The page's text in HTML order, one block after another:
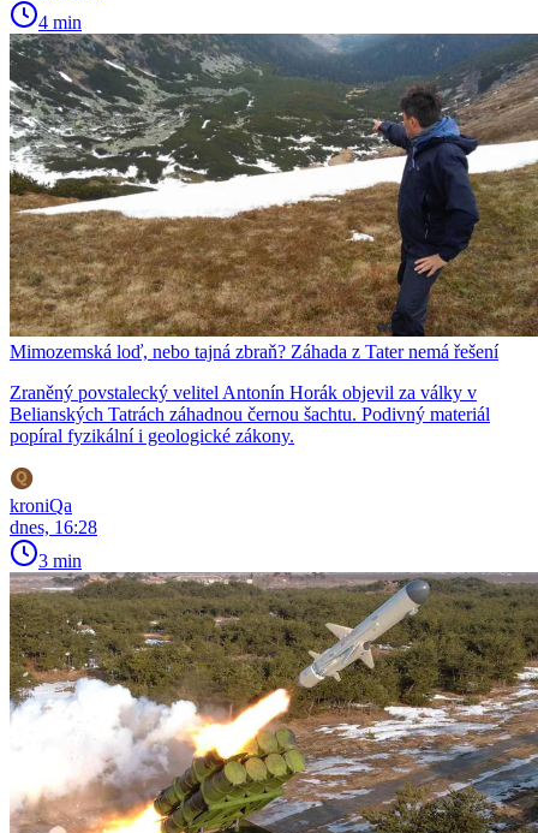
4 min
Mimozemská loď, nebo tajná zbraň? Záhada z Tater nemá řešení
Zraněný povstalecký velitel Antonín Horák objevil za války v
Belianských Tatrách záhadnou černou šachtu. Podivný materiál
popíral fyzikální i geologické zákony.
kroniQa
dnes, 16:28
3 min